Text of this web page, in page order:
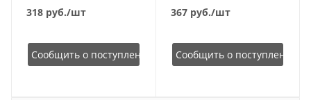
318 руб./шт
Сообщить о поступлении
367руб./шт
Сообщить о поступлении